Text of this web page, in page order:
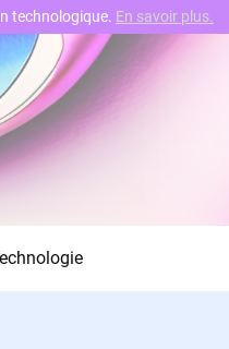
technologique. En savoir plus.